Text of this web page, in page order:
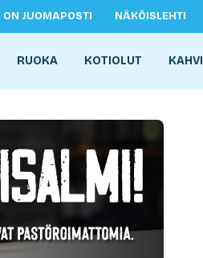
ON JUOMAPOSTI NÄKÖISLEHTI
RUOKA KOTIOLUT KAHVI